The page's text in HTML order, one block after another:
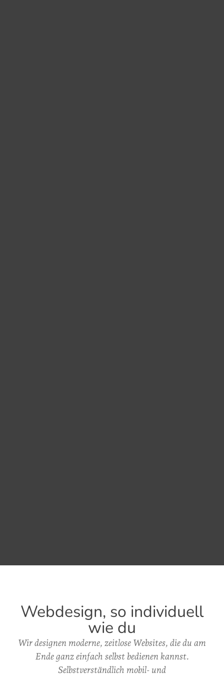
Webdesign, so individuell
wie du
Wir designen moderne, zeitlose Websites, die du am
Ende ganz einfach selbst bedienen kannst.
Selbstverständlich mobil- und